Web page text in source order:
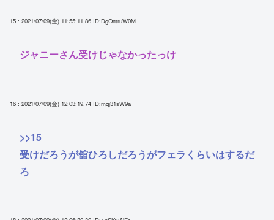
15 : 2021/07/09(金) 11:55:11.86 ID:DgOmruW0M
ジャニーさん受けじゃなかったっけ
16 : 2021/07/09(金) 12:03:19.74 ID:mqj31sW9a
>>15
受けだろうが舘ひろしだろうがフェラくらいはするだ
ろ